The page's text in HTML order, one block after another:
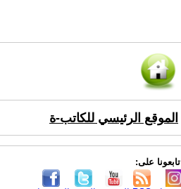
الموقع الرئيسي للكاتب-ة
تابعونا على: